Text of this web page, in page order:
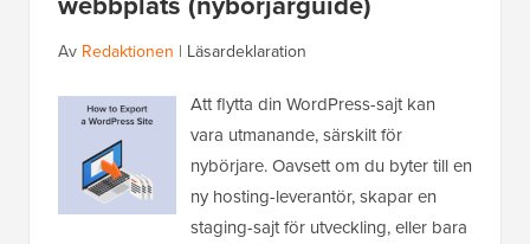
Av Redaktionen | Läsardeklaration
Att flytta din WordPress-sajt kan
vara utmanande, särskilt för
nybörjare. Oavsett om du byter till en
ny hosting-leverantör, skapar en
staging-sajt för utveckling, eller bara